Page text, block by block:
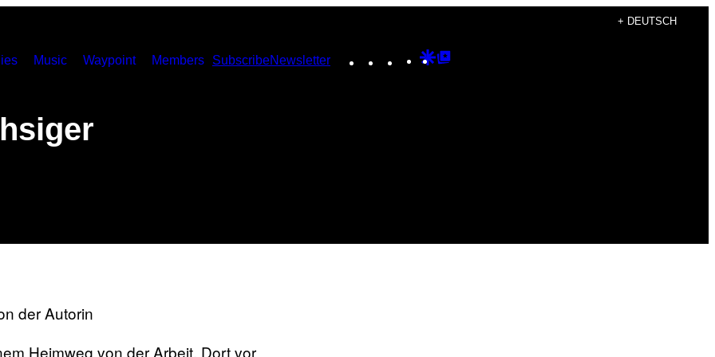
+ DEUTSCH
Music Waypoint Members SubscribeNewsletter Instagram
TikTokYouTube
Google
der Autorin
Heimweg von der Arbeit. Dort vor